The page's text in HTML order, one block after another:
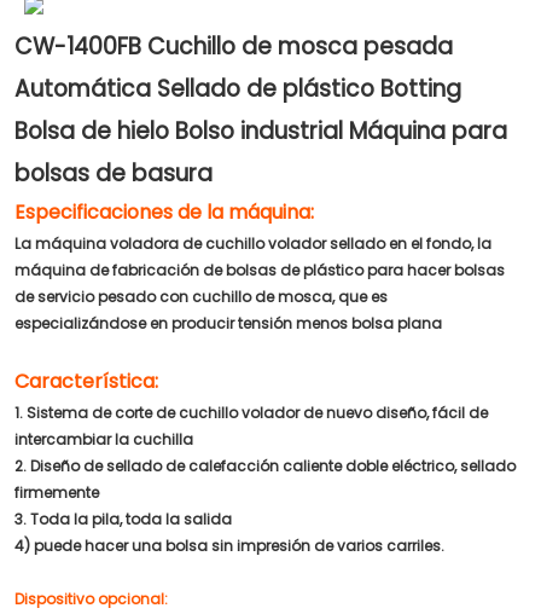
CW-1400FB Cuchillo de mosca pesada
Automática Sellado de plástico Botting
Bolsa de hielo Bolso industrial Máquina para
bolsas de basura
Especificaciones de la máquina:
La máquina voladora de cuchillo volador sellado en el fondo, la
máquina de fabricación de bolsas de plástico para hacer bolsas
de servicio pesado con cuchillo de mosca, que es
especializándose en producir tensión menos bolsa plana
Característica:
1. Sistema de corte de cuchillo volador de nuevo diseño, fácil de
intercambiar la cuchilla
2. Diseño de sellado de calefacción caliente doble eléctrico, sellado
firmemente
3. Toda la pila, toda la salida
4) puede hacer una bolsa sin impresión de varios carriles.
Dispositivo opcional: